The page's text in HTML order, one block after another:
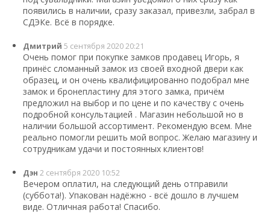
появились в наличии, сразу заказал, привезли, забрал в
СДЭКе. Всё в порядке.
Дмитрий 5 сентября 2020 20:21
Очень помог при покупке замков продавец Игорь, я
принёс сломанный замок из своей входной двери как
образец, и он очень квалифицированно подобрал мне
замок и бронепластину для этого замка, причём
предложил на выбор и по цене и по качеству с очень
подробной консультацией . Магазин небольшой но в
наличии большой ассортимент. Рекомендую всем. Мне
реально помогли решить мой вопрос. Желаю магазину и
сотрудникам удачи и постоянных клиентов!
Дэн 2 сентября 2020 10:52
Вечером оплатил, на следующий день отправили
(суббота!). Упакован надёжно - всё дошло в лучшем
виде. Отличная работа! Спасибо.